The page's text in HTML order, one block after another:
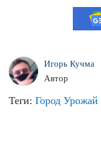
Игорь Кучма
Автор
Теги: Город Урожай